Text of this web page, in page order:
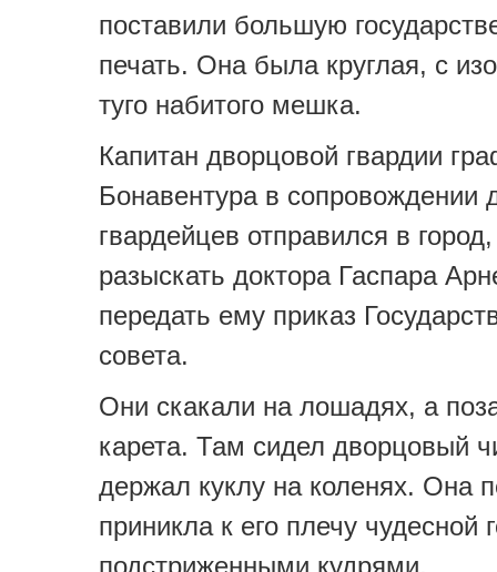
поставили большую
печать. Она была круглая, с
туго набитого мешка.
Капитан дворцовой гвардии
Бонавентура в сопровождении
гвардейцев отправился в
разыскать доктора Гаспара
передать ему приказ
совета.
Они скакали на лошадях, а
карета. Там сидел дворцовый
держал куклу на коленях. Она
приникла к его плечу чудесной
подстриженными кудрями.